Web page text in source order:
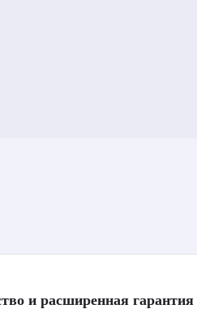
и расширенная гарантия